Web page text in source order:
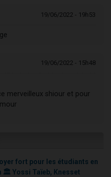
19/06/2022 - 19h53
19/06/2022 - 15h48
merveilleux shiour et pour
fort pour les étudiants en
🏛️ Yossi Taïeb, Knesset